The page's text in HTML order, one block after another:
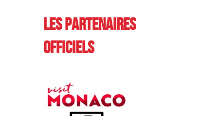
Les partenaires
officiels